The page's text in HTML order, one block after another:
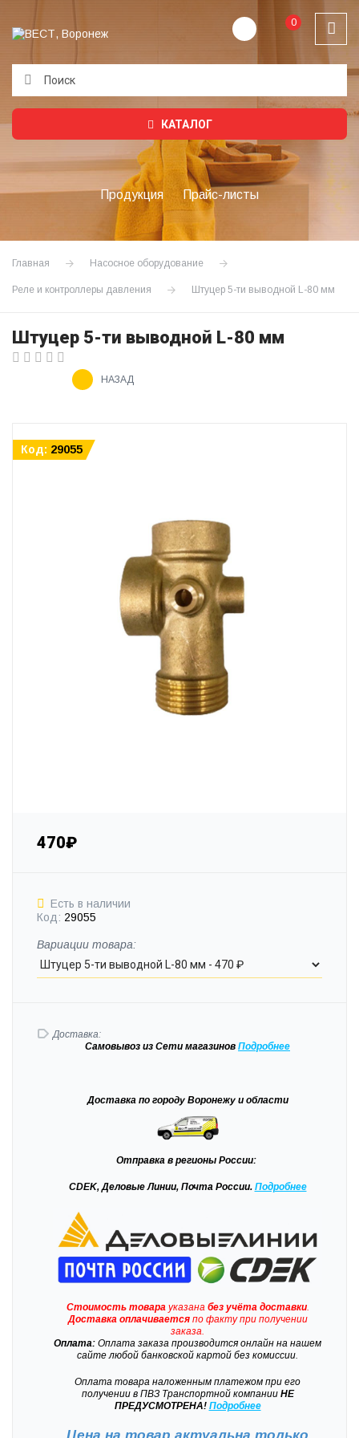
0
КАТАЛОГ
Продукция Прайс-листы
Главная Насосное оборудование
Реле и контроллеры давления Штуцер 5-ти выводной L-80 мм
Штуцер 5-ти выводной L-80 мм
НАЗАД
Код: 29055
470₽
Есть в наличии
Код: 29055
Вариации товара:
Доставка:
Самовывоз из Сети магазинов Подробнее
Доставка по городу Воронежу и области
Отправка в регионы России:
CDEK, Деловые Линии, Почта России. Подробнее
Стоимость товарауказана без учёта доставки.
Доставкаоплачиваетсяпо факту при получении
заказа.
Оплата: Оплата заказа производится онлайн на нашем
сайте любой банковской картой без комиссии.
Оплата товара наложенным платежом при его
получении в ПВЗ Транспортной компанииНЕ
ПРЕДУСМОТРЕНА! Подробнее